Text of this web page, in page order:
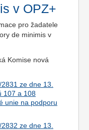
v OPZ+
pro žadatele
de minimis v
Komise nová
ze dne 13.
107 a 108
unie na podporu
ze dne 13.